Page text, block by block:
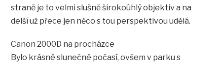
straně je to velmi slušně širokoúhlý objektiv a na
delší už přece jen něco s tou perspektivou udělá.
Canon 2000D na procházce
Bylo krásné slunečné počasí, ovšem v parku s